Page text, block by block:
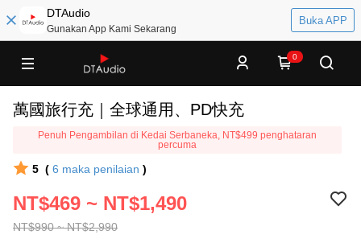
DTAudio
Gunakan App Kami Sekarang
Buka APP
0
萬國旅行充｜全球通用、PD快充
Penuh Pengambilan di Kedai Serbaneka, NT$499 penghataran
percuma
5 ( 6 maka penilaian )
NT$990 ~ NT$2,990
NT$469 ~ NT$1,490